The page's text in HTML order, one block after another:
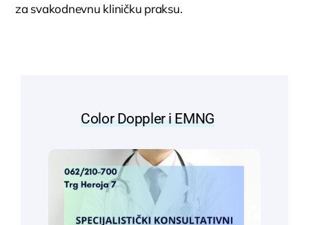
za svakodnevnu kliničku praksu.
Color Doppler i EMNG